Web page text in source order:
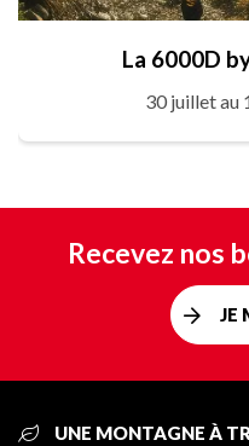
La 6000D
30 juillet au
Recevez nos
JE
UNE MONTAGNE À